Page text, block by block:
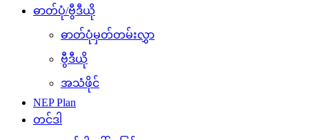
ဓာတ်ပုံ/ဗွီဒီယို
ဓာတ်ပုံမှတ်တမ်းလွှာ
ဗွီဒီယို
အသံဖိုင်
NEP Plan
တင်ဒါ